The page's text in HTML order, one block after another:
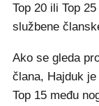
Top 20 ili Top
službene
Ako se gleda
člana, Hajduk
Top 15 među